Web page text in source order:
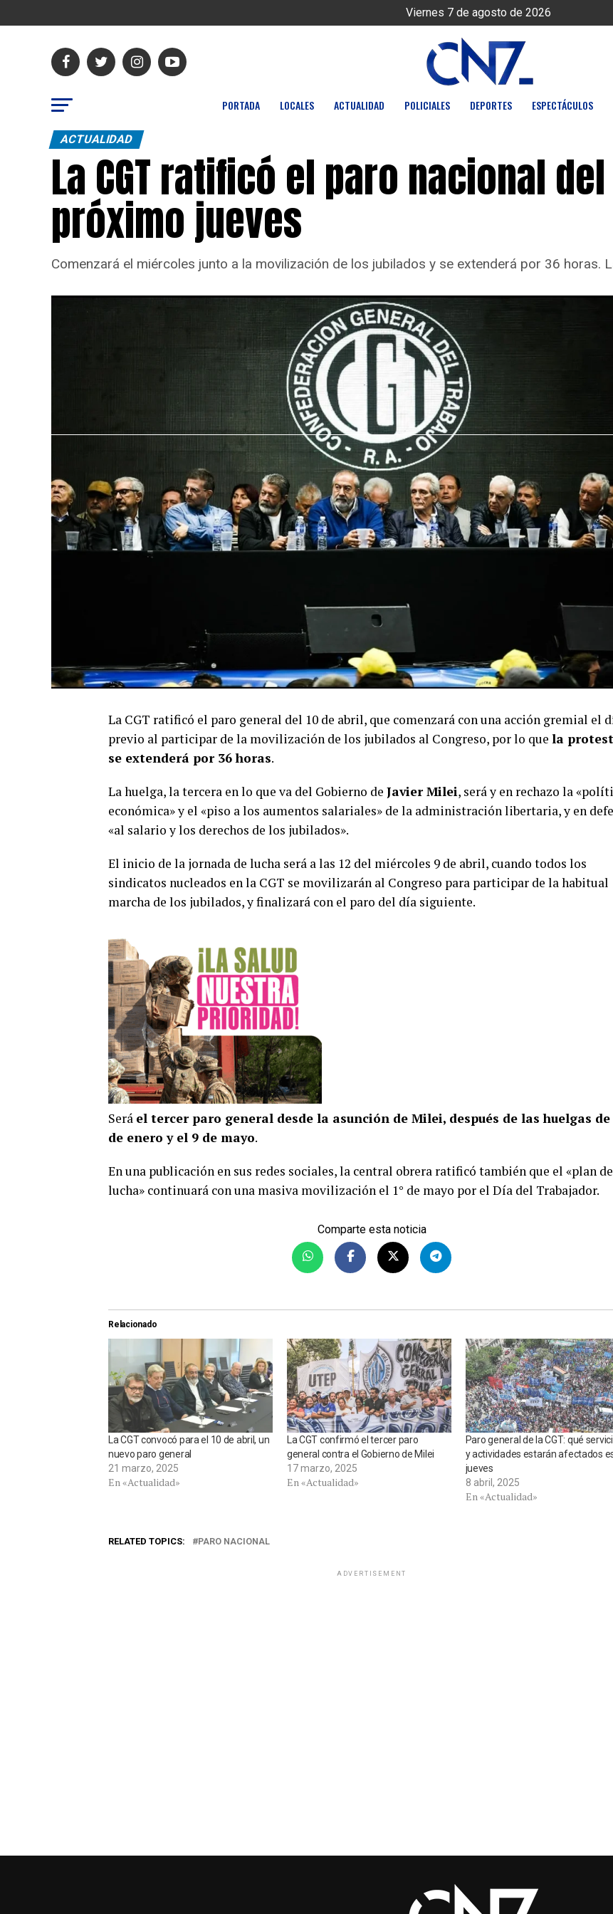
Viernes 7 de agosto de 2026
PORTADA LOCALES ACTUALIDAD POLICIALES DEPORTES ESPECTÁCULOS
ACTUALIDAD
La CGT ratificó el paro nacional del
próximo jueves
Comenzará el miércoles junto a la movilización de los jubilados y se extenderá por 36 horas.
La CGT ratificó el paro general del 10 de abril, que comenzará con una acción gremial el
previo al participar de la movilización de los jubilados al Congreso, por lo que la
se extenderá por 36 horas.
La huelga, la tercera en lo que va del Gobierno de Javier Milei, será y en rechazo la
económica» y el «piso a los aumentos salariales» de la administración libertaria, y en
«al salario y los derechos de los jubilados».
El inicio de la jornada de lucha será a las 12 del miércoles 9 de abril, cuando todos los
sindicatos nucleados en la CGT se movilizarán al Congreso para participar de la habitual
marcha de los jubilados, y finalizará con el paro del día siguiente.
Será el tercer paro general desde la asunción de Milei, después de las huelgas de
de enero y el 9 de mayo.
En una publicación en sus redes sociales, la central obrera ratificó también que el «plan de
lucha» continuará con una masiva movilización el 1° de mayo por el Día del Trabajador.
Comparte esta noticia
Relacionado
La CGT convocó para el 10 de abril, un
nuevo paro general
21 marzo, 2025
En «Actualidad»
La CGT confirmó el tercer paro
general contra el Gobierno de Milei
17 marzo, 2025
En «Actualidad»
Paro general de la CGT: qué
y actividades estarán afectados
jueves
8 abril, 2025
En «Actualidad»
RELATED TOPICS: PARO NACIONAL
ADVERTISEMENT